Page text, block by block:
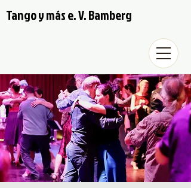
Tango y más e. V. Bamberg